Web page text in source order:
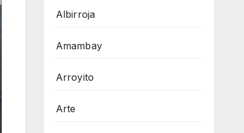
Albirroja
Amambay
Arroyito
Arte